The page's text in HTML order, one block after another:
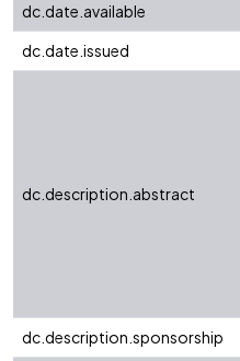
dc.date.available
dc.date.issued
dc.description.abstract
dc.description.sponsorship